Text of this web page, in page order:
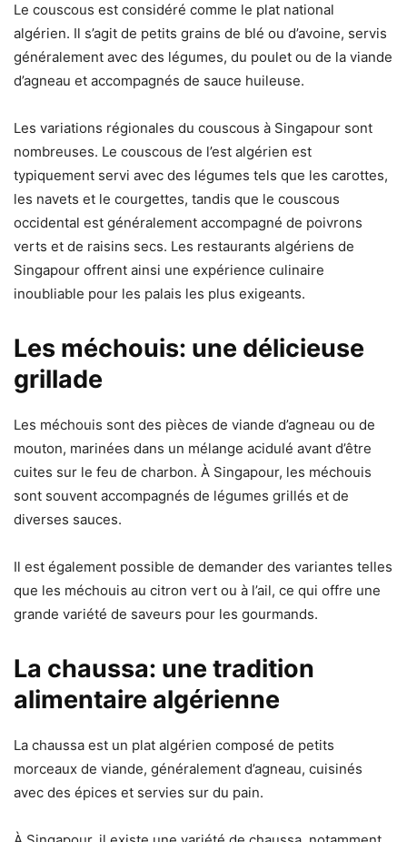
Le couscous est considéré comme le plat national
algérien. Il s’agit de petits grains de blé ou d’avoine, servis
généralement avec des légumes, du poulet ou de la viande
d’agneau et accompagnés de sauce huileuse.
Les variations régionales du couscous à Singapour sont
nombreuses. Le couscous de l’est algérien est
typiquement servi avec des légumes tels que les carottes,
les navets et le courgettes, tandis que le couscous
occidental est généralement accompagné de poivrons
verts et de raisins secs. Les restaurants algériens de
Singapour offrent ainsi une expérience culinaire
inoubliable pour les palais les plus exigeants.
Les méchouis: une délicieuse
grillade
Les méchouis sont des pièces de viande d’agneau ou de
mouton, marinées dans un mélange acidulé avant d’être
cuites sur le feu de charbon. À Singapour, les méchouis
sont souvent accompagnés de légumes grillés et de
diverses sauces.
Il est également possible de demander des variantes telles
que les méchouis au citron vert ou à l’ail, ce qui offre une
grande variété de saveurs pour les gourmands.
La chaussa: une tradition
alimentaire algérienne
La chaussa est un plat algérien composé de petits
morceaux de viande, généralement d’agneau, cuisinés
avec des épices et servies sur du pain.